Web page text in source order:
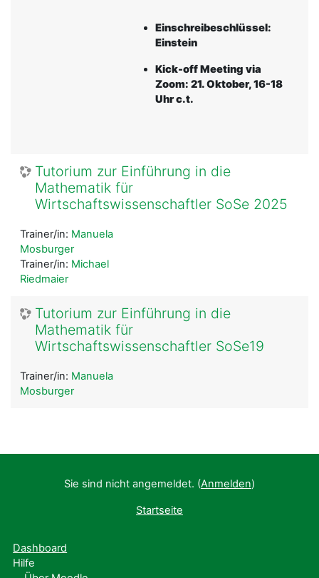
Einschreibeschlüssel:
Einstein
Kick-off Meeting via
Zoom:21. Oktober, 16-18
Uhr c.t.
Tutorium zur Einführung in die
Mathematik für
Wirtschaftswissenschaftler SoSe 2025
Trainer/in: Manuela
Mosburger
Trainer/in: Michael
Riedmaier
Tutorium zur Einführung in die
Mathematik für
Wirtschaftswissenschaftler SoSe19
Trainer/in: Manuela
Mosburger
Sie sind nicht angemeldet. (Anmelden)
Startseite
Dashboard
Hilfe